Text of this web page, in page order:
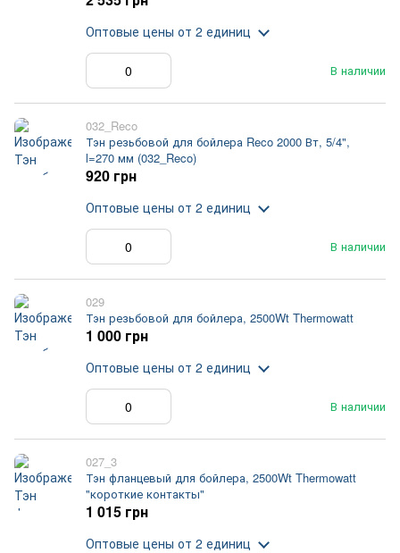
В наличии
Оптовые цены от 2 единиц
032_Reco
Тэн резьбовой для бойлера Reco 2000 Вт, 5/4",
l=270 мм (032_Reco)
В наличии
920 грн
Оптовые цены от 2 единиц
029
Тэн резьбовой для бойлера, 2500Wt Thermowatt
В наличии
1 000 грн
Оптовые цены от 2 единиц
027_3
Тэн фланцевый для бойлера, 2500Wt Thermowatt
"короткие контакты"
1 015 грн
Оптовые цены от 2 единиц